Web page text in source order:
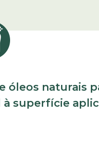
óleos naturais
superfície